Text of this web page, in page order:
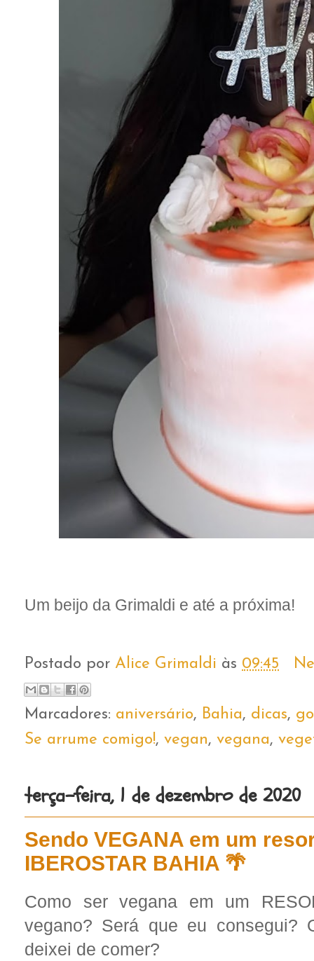
Um beijo da Grimaldi e até a próxima!
Postado por Alice Grimaldi às 09:45
Marcadores: aniversário, Bahia, dicas,
Se arrume comigo!, vegan, vegana,
terça-feira, 1 de dezembro de 2020
Sendo VEGANA em um
IBEROSTAR BAHIA 🌴
Como ser vegana em um
vegano? Será que eu
deixei de comer?